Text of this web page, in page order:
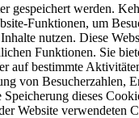
gespeichert werden.
Funktionen, um
nutzen. Diese
Funktionen. Sie
auf bestimmte
von Besucherzahlen,
dieses
Website verwendeten